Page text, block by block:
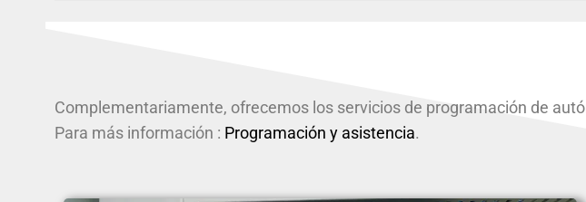
Complementariamente, ofrecemos los servicios de programación de
Para más información : Programación y asistencia.